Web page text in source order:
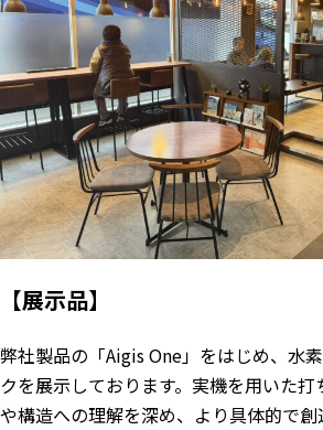
【展示品】
弊社製品の「Aigis One」をはじめ、水
クを展示しております。実機を用いた
や構造への理解を深め、より具体的で